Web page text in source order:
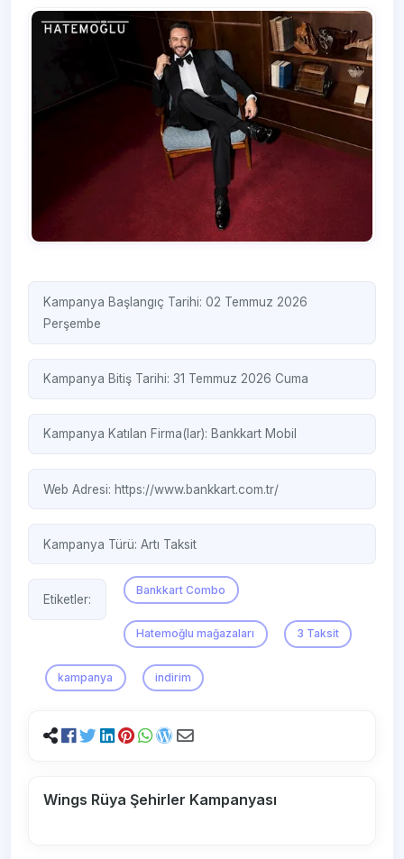
Kampanya Başlangıç Tarihi: 02 Temmuz 2026
Perşembe
Kampanya Bitiş Tarihi: 31 Temmuz 2026 Cuma
Kampanya Katılan Firma(lar): Bankkart Mobil
Web Adresi:https://www.bankkart.com.tr/
Kampanya Türü:Artı Taksit
Etiketler:
Bankkart Combo
Hatemoğlu mağazaları 3 Taksit
kampanya indirim
Wings Rüya Şehirler Kampanyası